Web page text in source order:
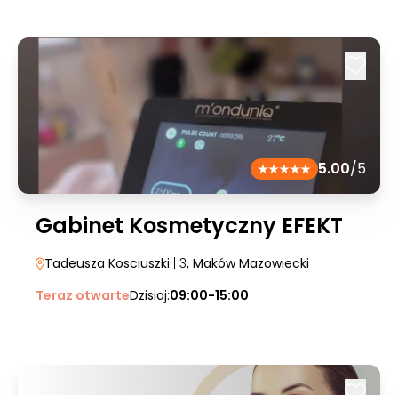
5.00/5
Gabinet Kosmetyczny EFEKT
Tadeusza Kosciuszki | 3, Maków Mazowiecki
Teraz otwarteDzisiaj:09:00-15:00